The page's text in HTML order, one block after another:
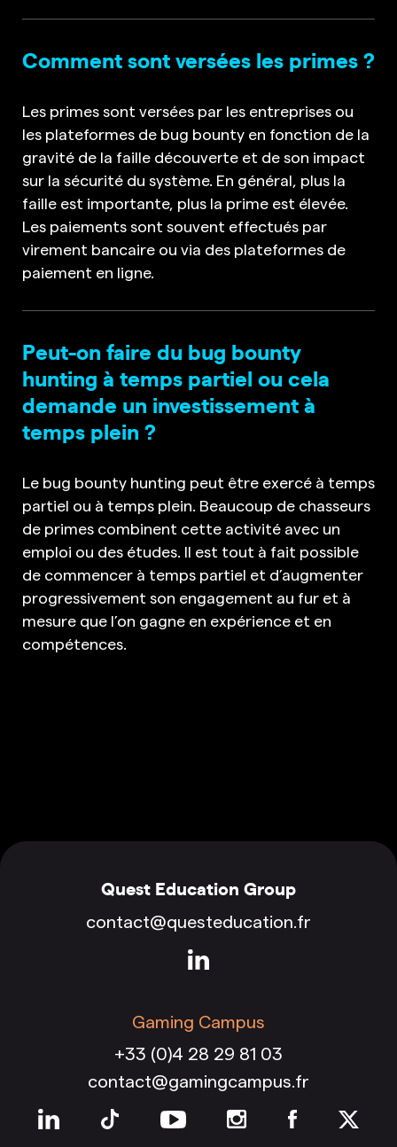
Comment sont versées les primes ?
Les primes sont versées par les entreprises ou
les plateformes de bug bounty en fonction de la
gravité de la faille découverte et de son impact
sur la sécurité du système. En général, plus la
faille est importante, plus la prime est élevée.
Les paiements sont souvent effectués par
virement bancaire ou via des plateformes de
paiement en ligne.
Peut-on faire du bug bounty
hunting à temps partiel ou cela
demande un investissement à
temps plein ?
Le bug bounty hunting peut être exercé à temps
partiel ou à temps plein. Beaucoup de chasseurs
de primes combinent cette activité avec un
emploi ou des études. Il est tout à fait possible
de commencer à temps partiel et d’augmenter
progressivement son engagement au fur et à
mesure que l’on gagne en expérience et en
compétences.
Quest Education Group
contact@questeducation.fr
Gaming Campus
+33 (0)4 28 29 81 03
contact@gamingcampus.fr